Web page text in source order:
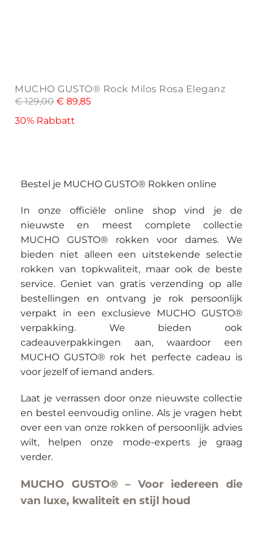
MUCHO GUSTO® Rock Milos Rosa Eleganz
€129,00 € 89,85
30% Rabbatt
Bestel je MUCHO GUSTO® Rokken online
In onze officiële online shop vind je de
nieuwste en meest complete collectie
MUCHO GUSTO® rokken voor dames. We
bieden niet alleen een uitstekende selectie
rokken van topkwaliteit, maar ook de beste
service. Geniet van gratis verzending op alle
bestellingen en ontvang je rok persoonlijk
verpakt in een exclusieve MUCHO GUSTO®
verpakking. We bieden ook
cadeauverpakkingen aan, waardoor een
MUCHO GUSTO® rok het perfecte cadeau is
voor jezelf of iemand anders.
Laat je verrassen door onze nieuwste collectie
en bestel eenvoudig online. Als je vragen hebt
over een van onze rokken of persoonlijk advies
wilt, helpen onze mode-experts je graag
verder.
MUCHO GUSTO® – Voor iedereen die
van luxe, kwaliteit en stijl houd